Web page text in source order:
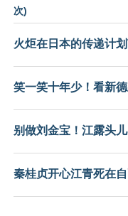
次)
火炬在日本的传递计
笑一笑十年少！看新
别做刘金宝！江露头
秦桂贞开心江青死在